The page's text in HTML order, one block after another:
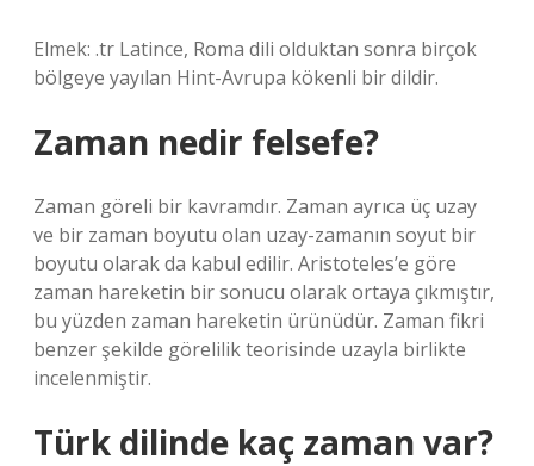
Elmek: .tr Latince, Roma dili olduktan sonra birçok
bölgeye yayılan Hint-Avrupa kökenli bir dildir.
Zaman nedir felsefe?
Zaman göreli bir kavramdır. Zaman ayrıca üç uzay
ve bir zaman boyutu olan uzay-zamanın soyut bir
boyutu olarak da kabul edilir. Aristoteles’e göre
zaman hareketin bir sonucu olarak ortaya çıkmıştır,
bu yüzden zaman hareketin ürünüdür. Zaman fikri
benzer şekilde görelilik teorisinde uzayla birlikte
incelenmiştir.
Türk dilinde kaç zaman var?